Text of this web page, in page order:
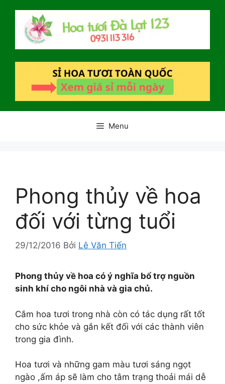
Menu
Phong thủy về hoa
đối với từng tuổi
29/12/2016 Bởi Lê Văn Tiến
Phong thủy về hoa có ý nghĩa bổ trợ nguồn
sinh khí cho ngôi nhà và gia chủ.
Cắm hoa tươi trong nhà còn có tác dụng rất tốt
cho sức khỏe và gắn kết đối với các thành viên
trong gia đình.
Hoa tươi và những gam màu tươi sáng ngọt
ngào ,ấm áp sẽ làm cho tâm trạng thoải mái dễ